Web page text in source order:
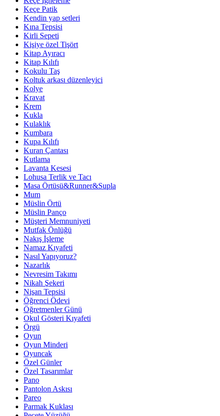
Keçe Patik
Kendin yap setleri
Kına Tepsisi
Kirli Sepeti
Kişiye özel Tişört
Kitap Ayıracı
Kitap Kılıfı
Kokulu Taş
Koltuk arkası düzenleyici
Kolye
Kravat
Krem
Kukla
Kulaklık
Kumbara
Kupa Kılıfı
Kuran Çantası
Kutlama
Lavanta Kesesi
Lohusa Terlik ve Tacı
Masa Örtüsü&Runner&Supla
Mum
Müslin Örtü
Müslin Panço
Müşteri Memnuniyeti
Mutfak Önlüğü
Nakış İşleme
Namaz Kıyafeti
Nasıl Yapıyoruz?
Nazarlık
Nevresim Takımı
Nikah Şekeri
Nişan Tepsisi
Öğrenci Ödevi
Öğretmenler Günü
Okul Gösteri Kıyafeti
Örgü
Oyun
Oyun Minderi
Oyuncak
Özel Günler
Özel Tasarımlar
Pano
Pantolon Askısı
Pareo
Parmak Kuklası